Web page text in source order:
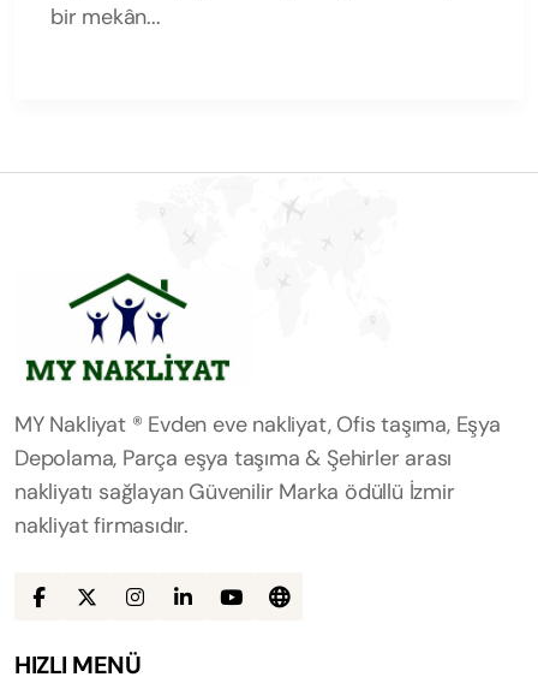
bir mekân...
MY Nakliyat ® Evden eve nakliyat, Ofis taşıma, Eşya
Depolama, Parça eşya taşıma & Şehirler arası
nakliyatı sağlayan Güvenilir Marka ödüllü İzmir
nakliyat firmasıdır.
HIZLI MENÜ